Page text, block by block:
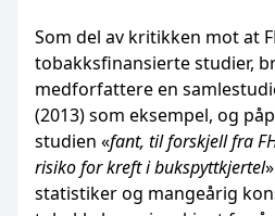
Som del av kritikken mot at
tobakksfinansierte studier,
medforfattere en
(2013) som eksempel, og
studien «fant, til forskjell fra
risiko for kreft i bukspyttkjertel
statistiker og mangeårig